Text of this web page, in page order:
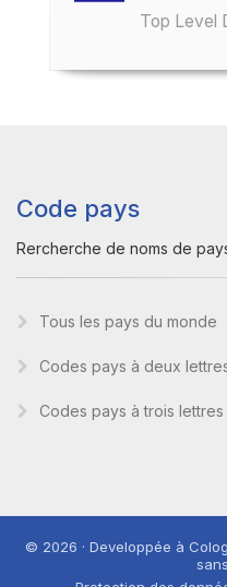
Top Level
Code pays
Rercherche de noms de
Tous les pays du monde
Codes pays à deux
Codes pays à trois lettres
© 2026 · Developpée à